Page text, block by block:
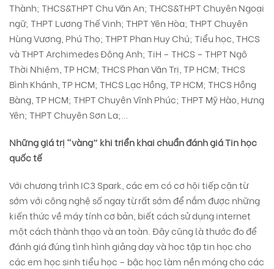
Thành; THCS&THPT Chu Văn An; THCS&THPT Chuyên Ngoại
ngữ; THPT Lương Thế Vinh; THPT Yên Hòa; THPT Chuyên
Hùng Vương, Phú Thọ; THPT Phan Huy Chú; Tiểu học, THCS
và THPT Archimedes Đông Anh; TiH – THCS – THPT Ngô
Thời Nhiệm, TP HCM; THCS Phan Văn Trị, TP HCM; THCS
Bình Khánh, TP HCM; THCS Lạc Hồng, TP HCM; THCS Hồng
Bàng, TP HCM; THPT Chuyên Vĩnh Phúc; THPT Mỹ Hào, Hưng
Yên; THPT Chuyên Sơn La;…
Những giá trị “vàng” khi triển khai chuẩn đánh giá Tin học
quốc tế
Với chương trình IC3 Spark, các em có cơ hội tiếp cận từ
sớm với công nghệ số ngay từ rất sớm để nắm được những
kiến thức về máy tính cơ bản, biết cách sử dụng internet
một cách thành thạo và an toàn. Đây cũng là thước đo để
đánh giá đúng tình hình giảng dạy và học tập tin học cho
các em học sinh tiểu học – bậc học làm nền móng cho các